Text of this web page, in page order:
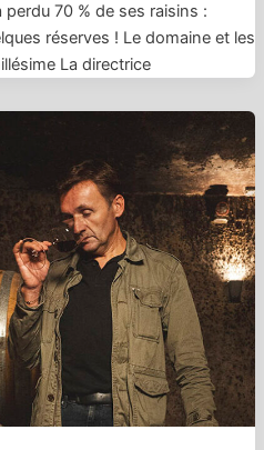
70 % de ses raisins :
réserves ! Le domaine et les
La directrice